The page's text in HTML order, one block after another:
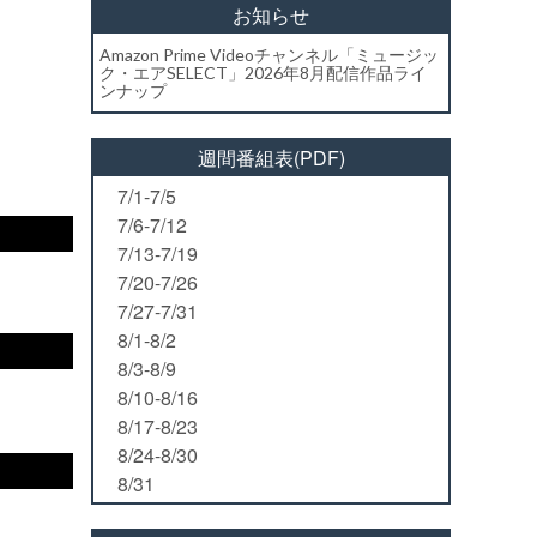
お知らせ
Amazon Prime Videoチャンネル「ミュージッ
ク・エアSELECT」2026年8月配信作品ライ
ンナップ
週間番組表(PDF)
7/1-7/5
7/6-7/12
7/13-7/19
7/20-7/26
7/27-7/31
8/1-8/2
8/3-8/9
8/10-8/16
8/17-8/23
8/24-8/30
8/31